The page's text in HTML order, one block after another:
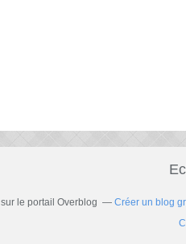
sur le portail Overblog Créer un blog